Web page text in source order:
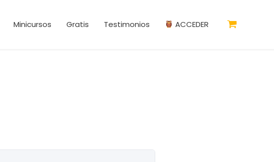
Minicursos Gratis Testimonios ACCEDER